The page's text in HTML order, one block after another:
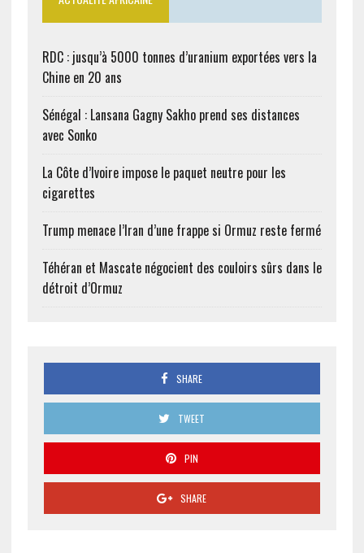
RDC : jusqu’à 5000 tonnes d’uranium exportées vers la
Chine en 20 ans
Sénégal : Lansana Gagny Sakho prend ses distances
avec Sonko
La Côte d’Ivoire impose le paquet neutre pour les
cigarettes
Trump menace l’Iran d’une frappe si Ormuz reste fermé
Téhéran et Mascate négocient des couloirs sûrs dans le
détroit d’Ormuz
SHARE
TWEET
PIN
SHARE